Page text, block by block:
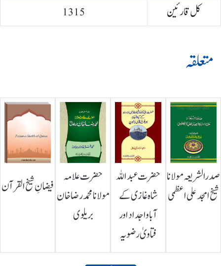
1315
کل قارئین
متعلقہ
صدرالشریعہ مولانا
شیخ امجد علی اعظمی
حضرت عبداللہ
شاہ غازی کے
آباواجداد اور
فتاویٰ رضویہ
حضرت علامہ
مولانا محمد رضا خان
بریلوی
فیضانِ شیخ القرآن